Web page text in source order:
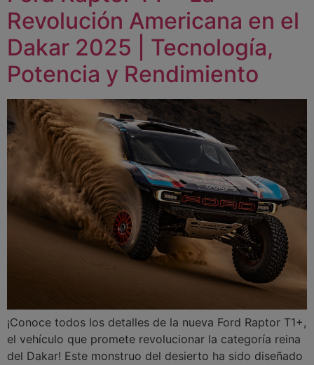
Revolución Americana en el
Dakar 2025 | Tecnología,
Potencia y Rendimiento
¡Conoce todos los detalles de la nueva Ford Raptor T1+,
el vehículo que promete revolucionar la categoría reina
del Dakar! Este monstruo del desierto ha sido diseñado